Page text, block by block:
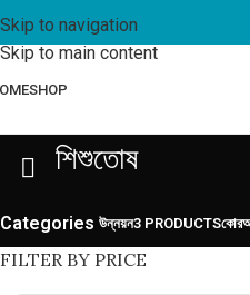
Skip to navigation
Skip to main content
SHOP
শিশুতোষ
Categories উন্নয়ন3 PRODUCTS
FILTER BY PRICE